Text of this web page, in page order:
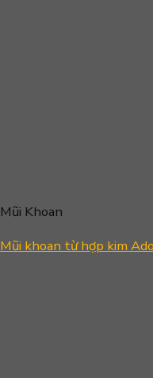
Mũi Khoan
Mũi khoan từ hợp kim